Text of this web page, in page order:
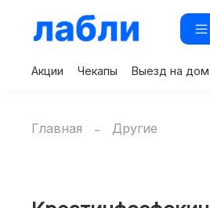
Акции Чекапы Выезд на дом
Главная Другие